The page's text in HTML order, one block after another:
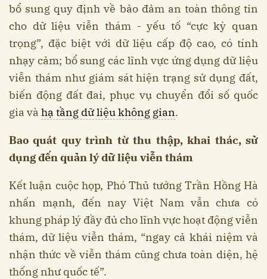
bổ sung quy định về bảo đảm an toàn thông tin
cho dữ liệu viễn thám - yếu tố “cực kỳ quan
trọng”, đặc biệt với dữ liệu cấp độ cao, có tính
nhạy cảm; bổ sung các lĩnh vực ứng dụng dữ liệu
viễn thám như giám sát hiện trạng sử dụng đất,
biến động đất đai, phục vụ chuyển đổi số quốc
gia và hạ tầng dữ liệu không gian.
Bao quát quy trình từ thu thập, khai thác, sử
dụng đến quản lý dữ liệu viễn thám
Kết luận cuộc họp, Phó Thủ tướng Trần Hồng Hà
nhấn mạnh, đến nay Việt Nam vẫn chưa có
khung pháp lý đầy đủ cho lĩnh vực hoạt động viễn
thám, dữ liệu viễn thám, “ngay cả khái niệm và
nhận thức về viễn thám cũng chưa toàn diện, hệ
thống như quốc tế”.